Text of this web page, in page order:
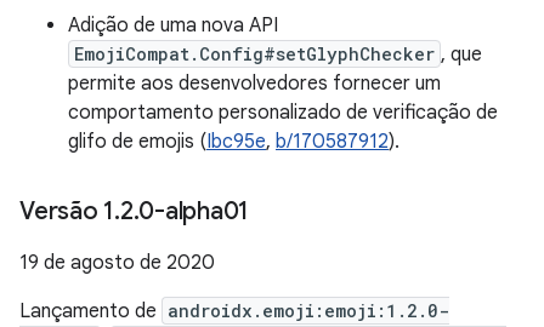
Adição de uma nova API
EmojiCompat.Config#setGlyphChecker , que
permite aos desenvolvedores fornecer um
comportamento personalizado de verificação de
glifo de emojis (Ibc95e, b/170587912).
Versão 1.2.0-alpha01
19 de agosto de 2020
Lançamento de androidx.emoji:emoji:1.2.0-